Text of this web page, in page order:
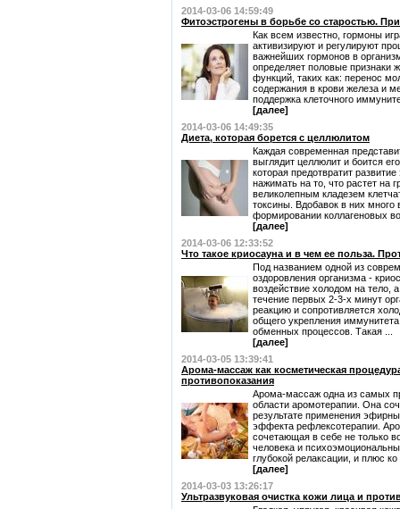
2014-03-06 14:59:49
Фитоэстрогены в борьбе со старостью.
Как всем известно, гормоны
активизируют и регулируют
важнейших гормонов в
определяет половые признаки
функций, таких как: перенос
содержания в крови железа и
поддержка клеточного
[далее]
2014-03-06 14:49:35
Диета, которая борется с целлюлитом
Каждая современная
выглядит целлюлит и боится
которая предотвратит
нажимать на то, что растет на
великолепным кладезем
токсины. Вдобавок в них
формировании коллагеновых
[далее]
2014-03-06 12:33:52
Что такое криосауна и в чем ее польза.
Под названием одной из
оздоровления организма -
воздействие холодом на тело,
течение первых 2-3-х минут
реакцию и сопротивляется
общего укрепления
обменных процессов. Такая ...
[далее]
2014-03-05 13:39:41
Арома-массаж как косметическая
противопоказания
Арома-массаж одна из самых
области аромотерапии. Она
результате применения
эффекта рефлексотерапии.
сочетающая в себе не только
человека и
глубокой релаксации, и плюс
[далее]
2014-03-03 13:26:17
Ультразвуковая очистка кожи лица и